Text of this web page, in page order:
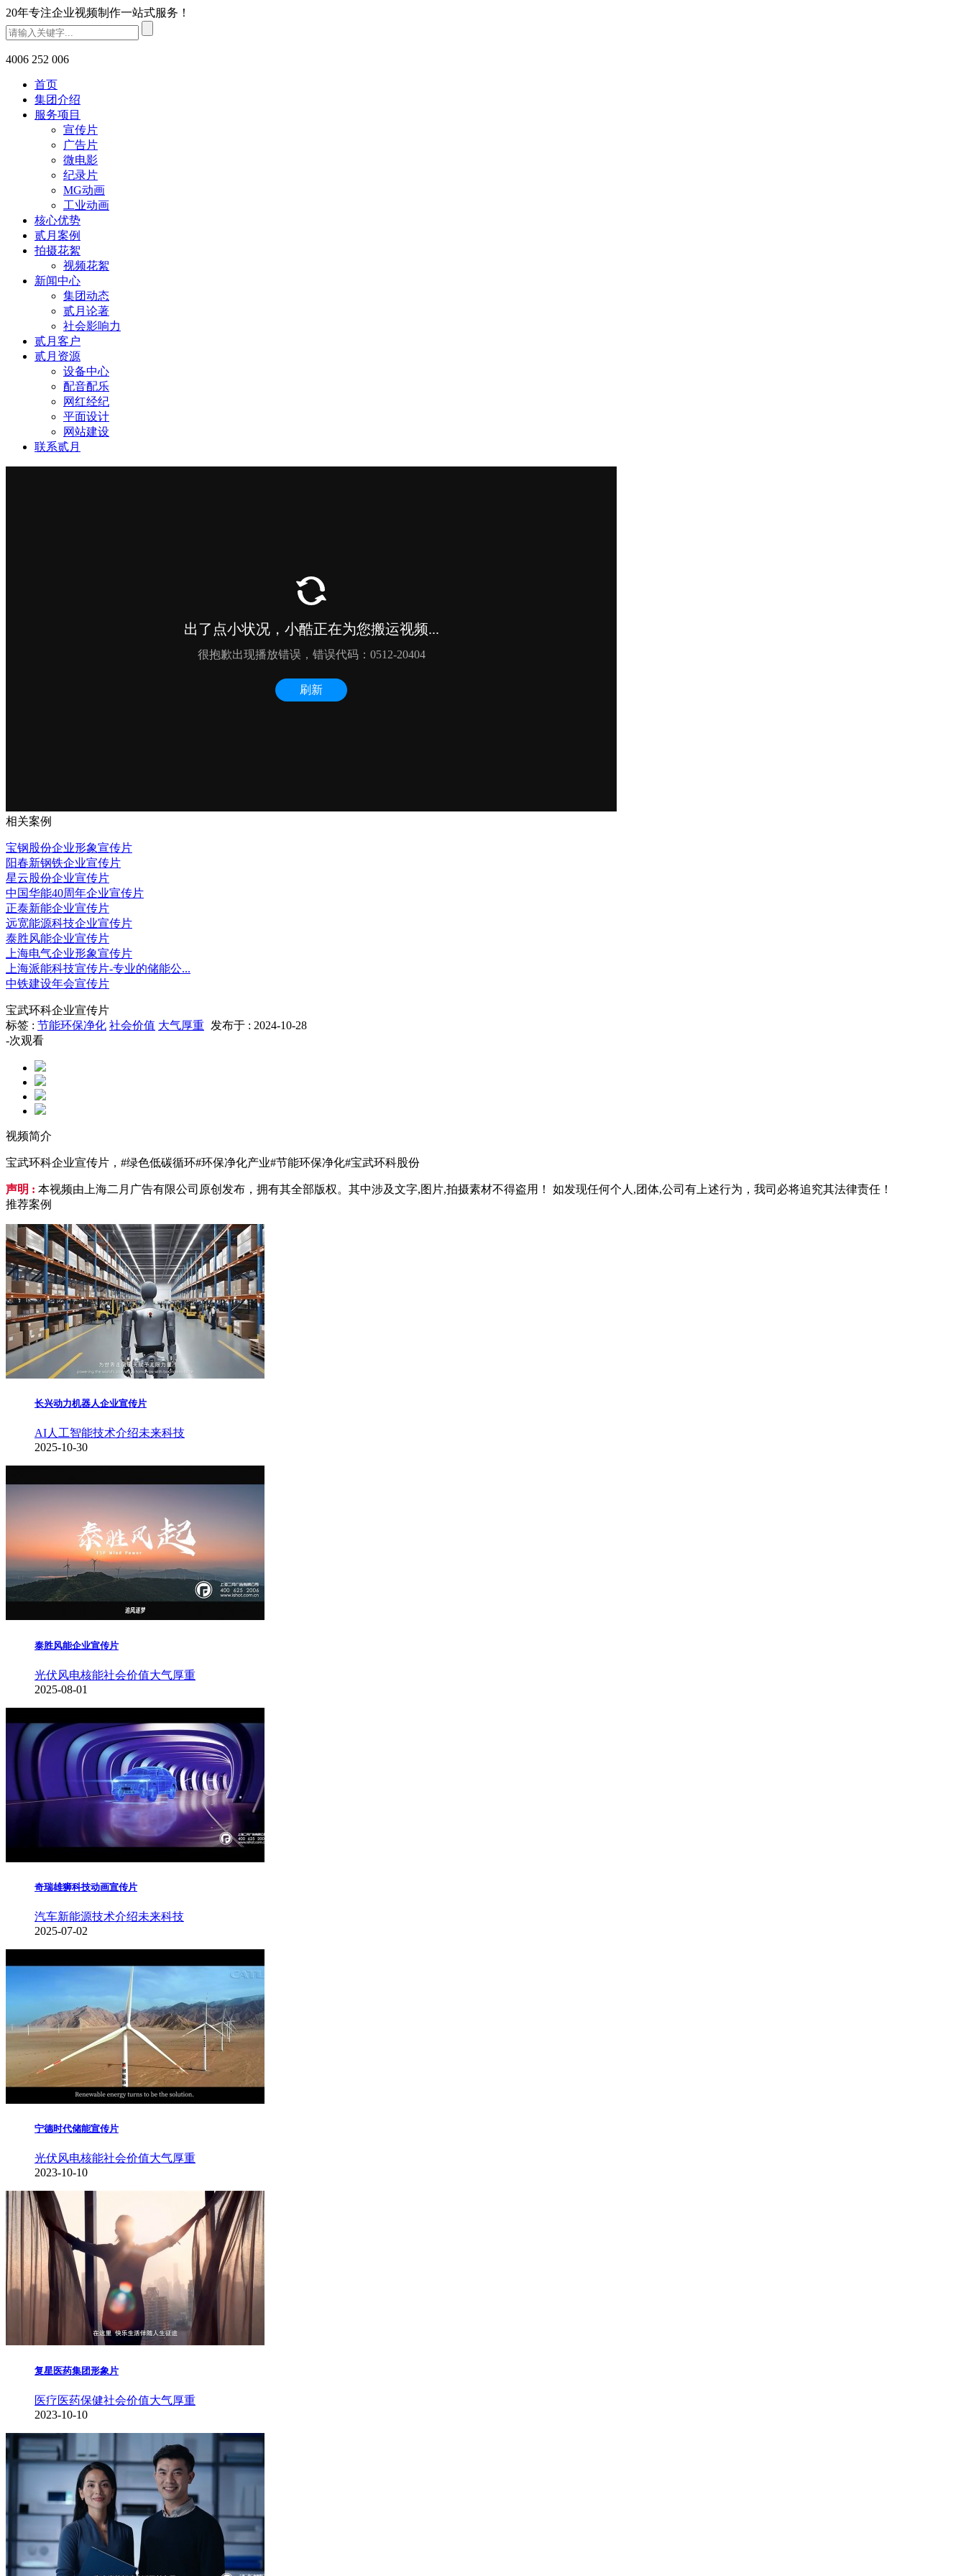
20年专注企业视频制作一站式服务！
4006 252 006
首页
集团介绍
服务项目
宣传片
广告片
微电影
纪录片
MG动画
工业动画
核心优势
贰月案例
拍摄花絮
视频花絮
新闻中心
集团动态
贰月论著
社会影响力
贰月客户
贰月资源
设备中心
配音配乐
网红经纪
平面设计
网站建设
联系贰月
相关案例
宝钢股份企业形象宣传片
阳春新钢铁企业宣传片
星云股份企业宣传片
中国华能40周年企业宣传片
正泰新能企业宣传片
远宽能源科技企业宣传片
泰胜风能企业宣传片
上海电气企业形象宣传片
上海派能科技宣传片-专业的储能公...
中铁建设年会宣传片
宝武环科企业宣传片
标签 : 节能环保净化 社会价值 大气厚重 发布于 : 2024-10-28
-次观看
视频简介
宝武环科企业宣传片，#绿色低碳循环#环保净化产业#节能环保净化#宝武环科股份
声明 : 本视频由上海二月广告有限公司原创发布，拥有其全部版权。其中涉及文字,图片,拍摄素材不得盗用！ 如发现任何个人,团体,公司有上述行为，我司必将追究其法律责任！
推荐案例
长兴动力机器人企业宣传片
AI人工智能技术介绍未来科技
2025-10-30
泰胜风能企业宣传片
光伏风电核能社会价值大气厚重
2025-08-01
奇瑞雄狮科技动画宣传片
汽车新能源技术介绍未来科技
2025-07-02
宁德时代储能宣传片
光伏风电核能社会价值大气厚重
2023-10-10
复星医药集团形象片
医疗医药保健社会价值大气厚重
2023-10-10